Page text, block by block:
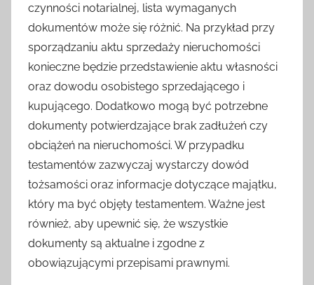
czynności notarialnej, lista wymaganych
dokumentów może się różnić. Na przykład przy
sporządzaniu aktu sprzedaży nieruchomości
konieczne będzie przedstawienie aktu własności
oraz dowodu osobistego sprzedającego i
kupującego. Dodatkowo mogą być potrzebne
dokumenty potwierdzające brak zadłużeń czy
obciążeń na nieruchomości. W przypadku
testamentów zazwyczaj wystarczy dowód
tożsamości oraz informacje dotyczące majątku,
który ma być objęty testamentem. Ważne jest
również, aby upewnić się, że wszystkie
dokumenty są aktualne i zgodne z
obowiązującymi przepisami prawnymi.